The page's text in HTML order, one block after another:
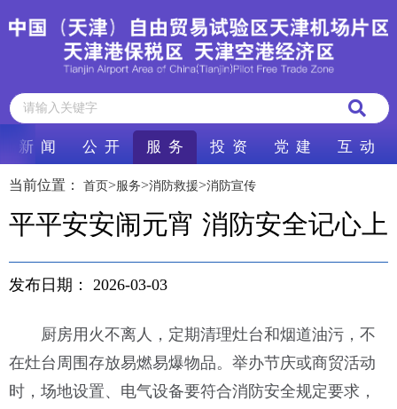
新 闻 公 开 服 务 投 资 党 建 互 动
当前位置： 首页>服务>消防救援>消防宣传
平平安安闹元宵 消防安全记心上
发布日期： 2026-03-03
厨房用火不离人，定期清理灶台和烟道油污，不
在灶台周围存放易燃易爆物品。举办节庆或商贸活动
时，场地设置、电气设备要符合消防安全规定要求，